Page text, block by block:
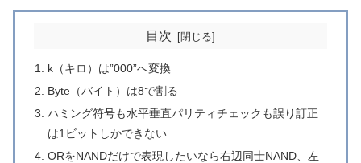
目次
k（キロ）は”000”へ変換
Byte（バイト）は8で割る
ハミング符号も水平垂直パリティチェックも誤り訂正
は1ビットしかできない
ORをNANDだけで表現したいなら右辺同士NAND、左